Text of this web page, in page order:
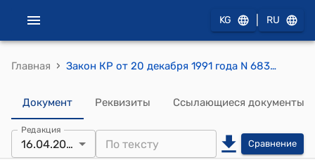
KG RU
Главная › Закон КР от 20 декабря 1991 года N 683-XII " Об общих началах разгосударствления, приватизации и предпринимательства в Республике Кыргызстан"
Документ Реквизиты Ссылающиеся документы
Редакция
16.04.2015 Сравнение